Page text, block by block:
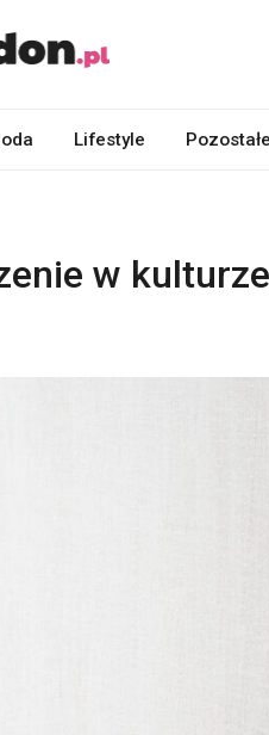
Lifestyle Pozostałe
w kulturze